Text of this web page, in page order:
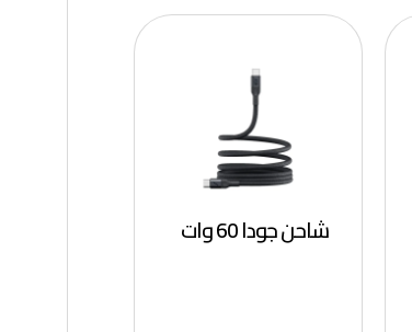
شاحن جودا 60 وات